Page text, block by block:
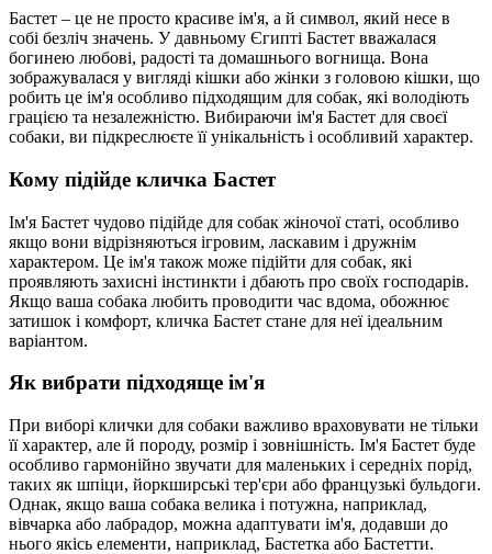
Бастет – це не просто красиве ім'я, а й символ, який несе в
собі безліч значень. У давньому Єгипті Бастет вважалася
богинею любові, радості та домашнього вогнища. Вона
зображувалася у вигляді кішки або жінки з головою кішки, що
робить це ім'я особливо підходящим для собак, які володіють
грацією та незалежністю. Вибираючи ім'я Бастет для своєї
собаки, ви підкреслюєте її унікальність і особливий характер.
Кому підійде кличка Бастет
Ім'я Бастет чудово підійде для собак жіночої статі, особливо
якщо вони відрізняються ігровим, ласкавим і дружнім
характером. Це ім'я також може підійти для собак, які
проявляють захисні інстинкти і дбають про своїх господарів.
Якщо ваша собака любить проводити час вдома, обожнює
затишок і комфорт, кличка Бастет стане для неї ідеальним
варіантом.
Як вибрати підходяще ім'я
При виборі клички для собаки важливо враховувати не тільки
її характер, але й породу, розмір і зовнішність. Ім'я Бастет буде
особливо гармонійно звучати для маленьких і середніх порід,
таких як шпіци, йоркширські тер'єри або французькі бульдоги.
Однак, якщо ваша собака велика і потужна, наприклад,
вівчарка або лабрадор, можна адаптувати ім'я, додавши до
нього якісь елементи, наприклад, Бастетка або Бастетти.